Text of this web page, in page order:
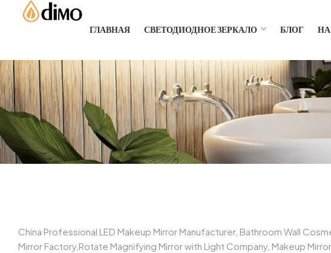
ГЛАВНАЯ СВЕТОДИОДНОЕ ЗЕРКАЛО БЛОГ НА
China Professional LED Makeup Mirror Manufacturer, Bathroom Wall
Mirror Factory,Rotate Magnifying Mirror with Light Company, Makeup